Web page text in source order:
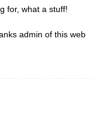
for, what a stuff!
admin of this web